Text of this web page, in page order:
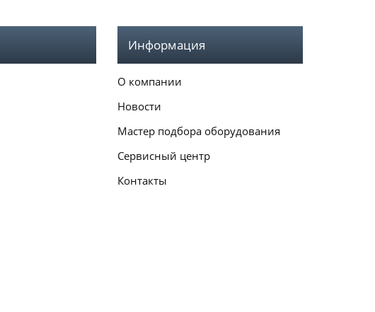
Информация
О компании
Новости
Мастер подбора оборудования
Сервисный центр
Контакты